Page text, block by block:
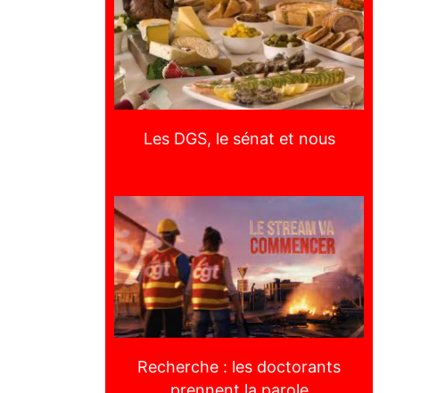
Les DGS, le sénat et nous
Recherche : les doctorants